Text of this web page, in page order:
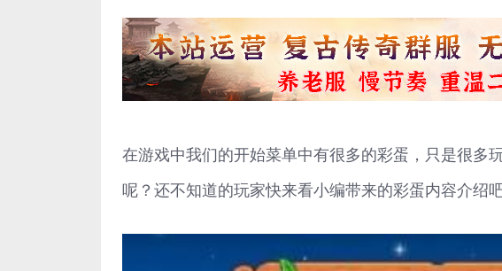
在游戏中我们的开始菜单中有很多的彩蛋，只是很多
呢？还不知道的玩家快来看小编带来的彩蛋内容介绍吧